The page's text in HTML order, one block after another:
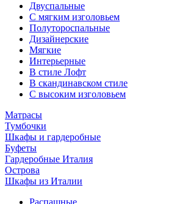
Двуспальные
С мягким изголовьем
Полутороспальные
Дизайнерские
Мягкие
Интерьерные
В стиле Лофт
В скандинавском стиле
С высоким изголовьем
Матрасы
Тумбочки
Шкафы и гардеробные
Буфеты
Гардеробные Италия
Острова
Шкафы из Италии
Распашные